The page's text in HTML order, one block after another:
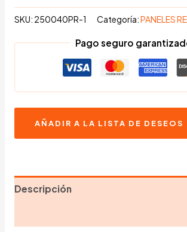
Reflectante
Chimenea
1
cara
Bahía
cantidad
SKU: 250040PR-1 Categoría: PANELES
Pago seguro
AÑADIR A LA LISTA DE DESEOS
Descripción